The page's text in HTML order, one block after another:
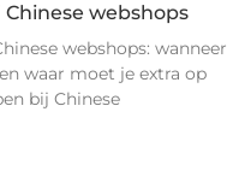
webshops
webshops: wanneer
waar moet je extra op
bij Chinese